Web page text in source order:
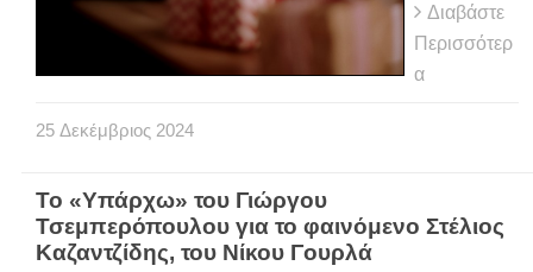
Διαβάστε
Περισσότερ
α
25 Δεκέμβριος 2024
Το «Υπάρχω» του Γιώργου
Τσεμπερόπουλου για το φαινόμενο Στέλιος
Καζαντζίδης, του Νίκου Γουρλά